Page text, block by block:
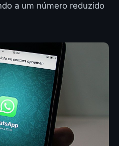
a um número reduzido